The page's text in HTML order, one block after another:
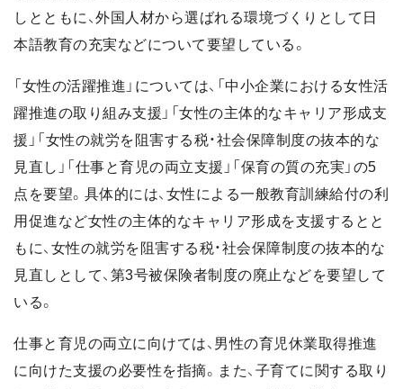
しとともに、外国人材から選ばれる環境づくりとして日
本語教育の充実などについて要望している。
「女性の活躍推進」については、「中小企業における女性活
躍推進の取り組み支援」「女性の主体的なキャリア形成支
援」「女性の就労を阻害する税・社会保障制度の抜本的な
見直し」「仕事と育児の両立支援」「保育の質の充実」の5
点を要望。具体的には、女性による一般教育訓練給付の利
用促進など女性の主体的なキャリア形成を支援するとと
もに、女性の就労を阻害する税・社会保障制度の抜本的な
見直しとして、第3号被保険者制度の廃止などを要望して
いる。
仕事と育児の両立に向けては、男性の育児休業取得推進
に向けた支援の必要性を指摘。また、子育てに関する取り